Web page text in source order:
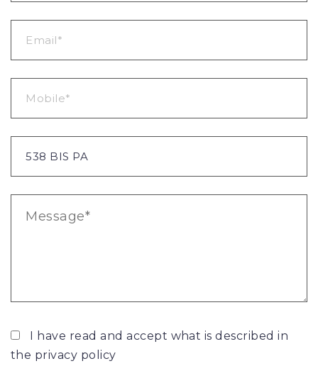
I have read and accept what is described in
the privacy policy